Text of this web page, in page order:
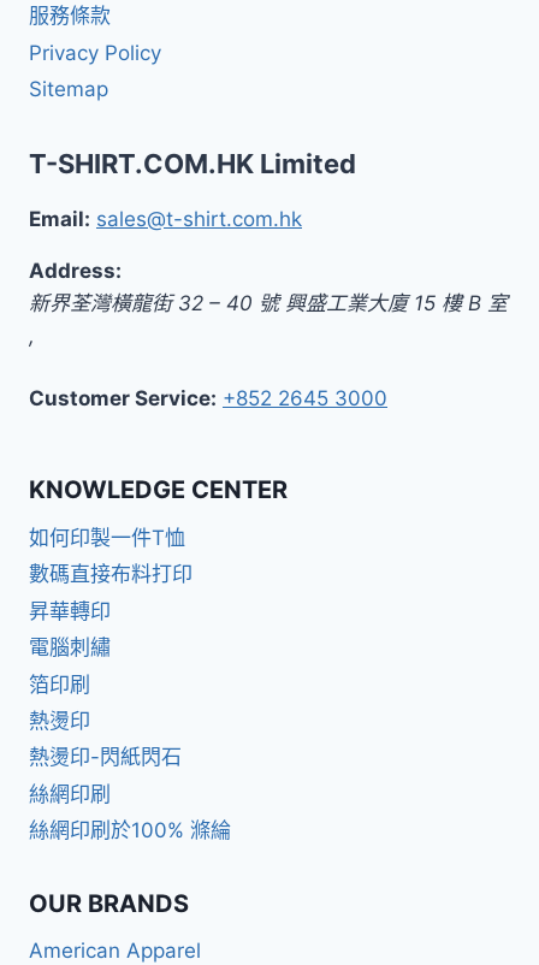
服務條款
Privacy Policy
Sitemap
T-SHIRT.COM.HK Limited
Email: sales@t-shirt.com.hk
Address:
新界荃灣橫龍街 32 – 40 號 興盛工業大廈 15 樓 B 室
,
Customer Service: +852 2645 3000
KNOWLEDGE CENTER
如何印製一件T恤
數碼直接布料打印
昇華轉印
電腦刺繡
箔印刷
熱燙印
熱燙印-閃紙閃石
絲網印刷
絲網印刷於100% 滌綸
OUR BRANDS
American Apparel